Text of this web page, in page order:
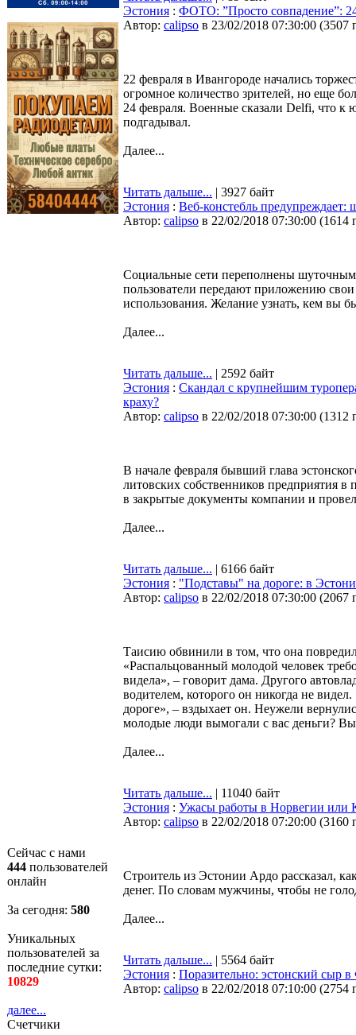
Сейчас с нами
444 пользователей
онлайн
За сегодня: 580
Уникальных
пользователей за
последние сутки:
10829
далее...
Счетчики
Эстония : ФОТО: ”Просто совпадение”:
Автор: calipso в 23/02/2018 07:30:00 (3507
22 февраля в Ивангороде начались
огромное количество зрителей, но еще
24 февраля. Военные сказали Delfi, что к
подгадывал.
Далее...
Читать дальше... | 3927 байт
Эстония : Веб-констебль предупреждает:
Автор: calipso в 22/02/2018 07:30:00 (1614
Социальные сети переполнены
пользователи передают приложению
использования. Желание узнать, кем вы
Далее...
Читать дальше... | 2592 байт
Эстония : Скандал с крупнейшим
краху?
Автор: calipso в 22/02/2018 07:30:00 (1312
В начале февраля бывший глава
литовских собственников предприятия
в закрытые документы компании и
Далее...
Читать дальше... | 6166 байт
Эстония : "Подставы" на дороге: в
Автор: calipso в 22/02/2018 07:30:00 (2067
Таисию обвинили в том, что она
«Распальцованный молодой человек
видела», – говорит дама. Другого
водителем, которого он никогда не
дороге», – вздыхает он. Неужели
молодые люди вымогали с вас деньги?
Далее...
Читать дальше... | 11040 байт
Эстония : Ужасы работы в Норвегии или
Автор: calipso в 22/02/2018 07:20:00 (3160
Строитель из Эстонии Ардо рассказал,
денег. По словам мужчины, чтобы не
Далее...
Читать дальше... | 5564 байт
Эстония : Поразительно: эстонский сыр
Автор: calipso в 22/02/2018 07:10:00 (2754